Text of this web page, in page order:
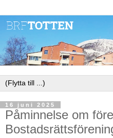
16 juni 2025
Påminnelse om